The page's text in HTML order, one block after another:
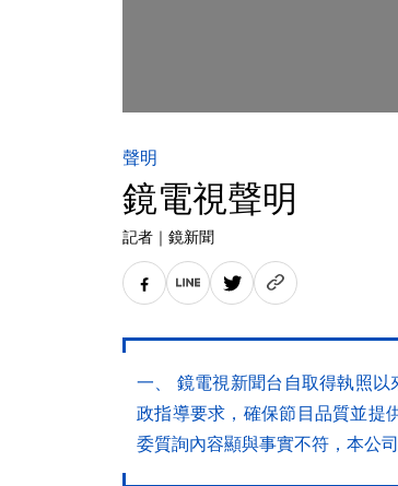
聲明
鏡電視聲明
記者 ｜ 鏡新聞
一、 鏡電視新聞台自取得執照
政指導要求，確保節目品質並提
委質詢內容顯與事實不符，本公